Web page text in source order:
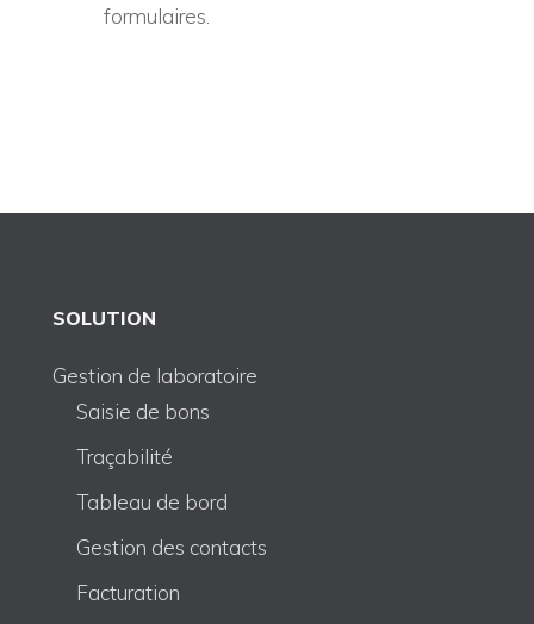
formulaires.
SOLUTION
Gestion de laboratoire
Saisie de bons
Traçabilité
Tableau de bord
Gestion des contacts
Facturation